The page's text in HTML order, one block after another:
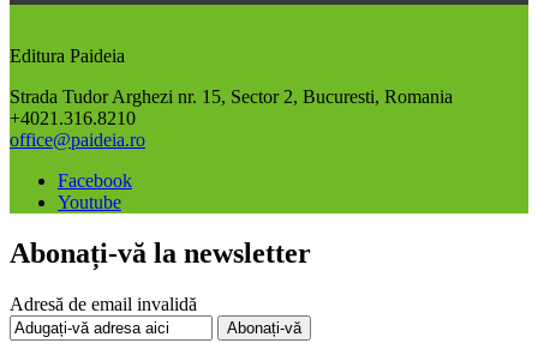
Editura Paideia
Strada Tudor Arghezi nr. 15, Sector 2, Bucuresti, Romania
+4021.316.8210
office@paideia.ro
Facebook
Youtube
Abonați-vă la newsletter
Adresă de email invalidă
Abonați-vă